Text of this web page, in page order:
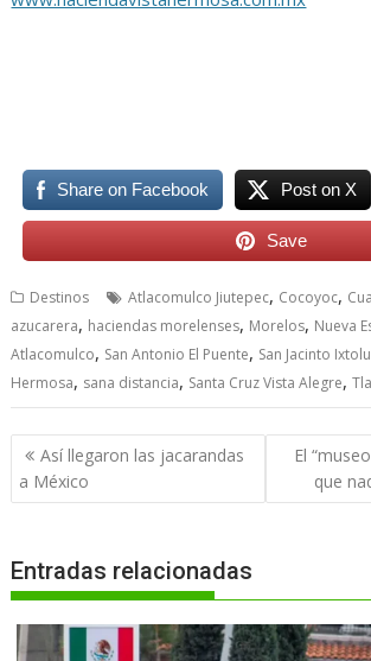
Share on Facebook Post on X
Save
Destinos Atlacomulco Jiutepec, Cocoyoc,
azucarera, haciendas morelenses, Morelos, Nueva
Atlacomulco, San Antonio El Puente, San Jacinto
Hermosa, sana distancia, Santa Cruz Vista Alegre,
Navegación
de
entradas
Así llegaron las jacarandas
a México
El
que
Entradas relacionadas